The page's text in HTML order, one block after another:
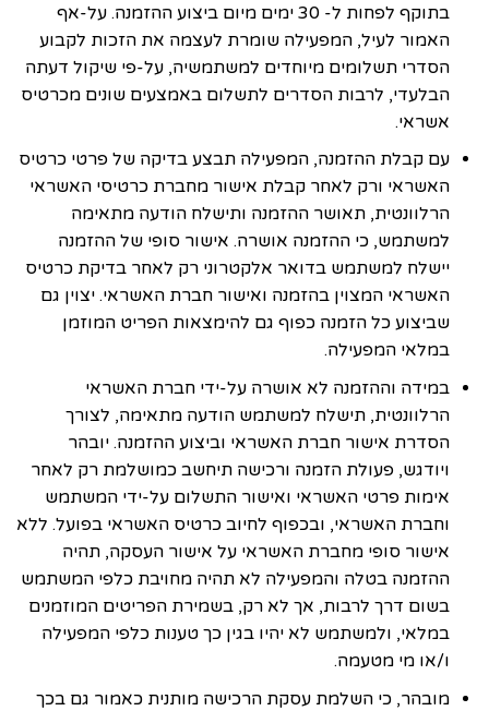
בתוקף לפחות ל- 30 ימים מיום ביצוע ההזמנה. על-אף
האמור לעיל, המפעילה שומרת לעצמה את הזכות לקבוע
הסדרי תשלומים מיוחדים למשתמשיה, על-פי שיקול דעתה
הבלעדי, לרבות הסדרים לתשלום באמצעים שונים מכרטיס
אשראי.
עם קבלת ההזמנה, המפעילה תבצע בדיקה של פרטי כרטיס
האשראי ורק לאחר קבלת אישור מחברת כרטיסי האשראי
הרלוונטית, תאושר ההזמנה ותישלח הודעה מתאימה
למשתמש, כי ההזמנה אושרה. אישור סופי של ההזמנה
יישלח למשתמש בדואר אלקטרוני רק לאחר בדיקת כרטיס
האשראי המצוין בהזמנה ואישור חברת האשראי. יצוין גם
שביצוע כל הזמנה כפוף גם להימצאות הפריט המוזמן
במלאי המפעילה.
במידה וההזמנה לא אושרה על-ידי חברת האשראי
הרלוונטית, תישלח למשתמש הודעה מתאימה, לצורך
הסדרת אישור חברת האשראי וביצוע ההזמנה. יובהר
ויודגש, פעולת הזמנה ורכישה תיחשב כמושלמת רק לאחר
אימות פרטי האשראי ואישור התשלום על-ידי המשתמש
וחברת האשראי, ובכפוף לחיוב כרטיס האשראי בפועל. ללא
אישור סופי מחברת האשראי על אישור העסקה, תהיה
ההזמנה בטלה והמפעילה לא תהיה מחויבת כלפי המשתמש
בשום דרך לרבות, אך לא רק, בשמירת הפריטים המוזמנים
במלאי, ולמשתמש לא יהיו בגין כך טענות כלפי המפעילה
ו/או מי מטעמה.
מובהר, כי השלמת עסקת הרכישה מותנית כאמור גם בכך